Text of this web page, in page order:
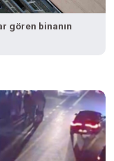
gören binanın